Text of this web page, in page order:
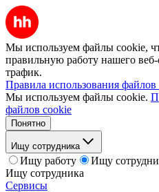
Мы используем файлы cookie,
правильную работу нашего веб-
трафик.
Правила использования файлов
Мы используем файлы cookie.
файлов cookie
Понятно
Ищу сотрудника
Ищу работу
Ищу
Ищу сотрудника
Сервисы